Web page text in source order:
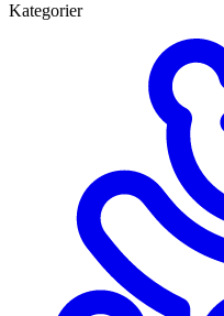
Kategorier